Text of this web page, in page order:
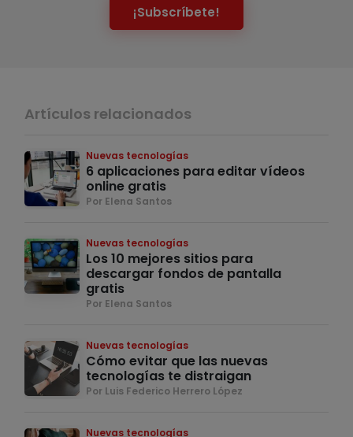
¡Subscríbete!
Artículos relacionados
Nuevas tecnologías
6 aplicaciones para editar vídeos
online gratis
Por Elena Santos
Nuevas tecnologías
Los 10 mejores sitios para
descargar fondos de pantalla
gratis
Por Elena Santos
Nuevas tecnologías
Cómo evitar que las nuevas
tecnologías te distraigan
Por Luis Federico Herrero López
Nuevas tecnologías